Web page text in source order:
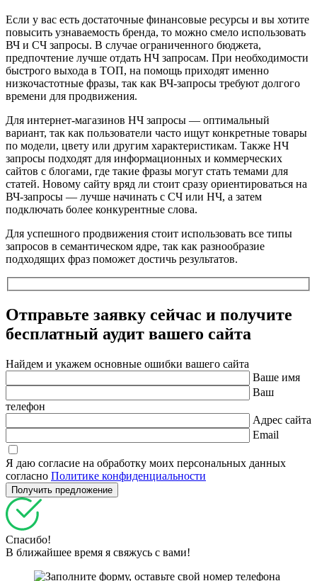
Если у вас есть достаточные финансовые ресурсы и вы хотите
повысить узнаваемость бренда, то можно смело использовать
ВЧ и СЧ запросы. В случае ограниченного бюджета,
предпочтение лучше отдать НЧ запросам. При необходимости
быстрого выхода в ТОП, на помощь приходят именно
низкочастотные фразы, так как ВЧ-запросы требуют долгого
времени для продвижения.
Для интернет-магазинов НЧ запросы — оптимальный
вариант, так как пользователи часто ищут конкретные товары
по модели, цвету или другим характеристикам. Также НЧ
запросы подходят для информационных и коммерческих
сайтов с блогами, где такие фразы могут стать темами для
статей. Новому сайту вряд ли стоит сразу ориентироваться на
ВЧ-запросы — лучше начинать с СЧ или НЧ, а затем
подключать более конкурентные слова.
Для успешного продвижения стоит использовать все типы
запросов в семантическом ядре, так как разнообразие
подходящих фраз поможет достичь результатов.
Отправьте заявку сейчас и получите
бесплатный аудит вашего сайта
Найдем и укажем основные ошибки вашего сайта
Ваше имя
Ваш
телефон
Адрес сайта
Email
Я даю согласие на обработку моих персональных данных
согласно Политике конфиденциальности
Спасибо!
В ближайшее время я свяжусь с вами!